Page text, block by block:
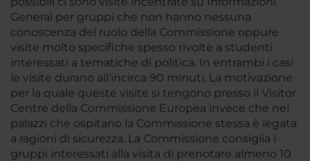
General per gruppi che non hanno nessuna
conoscenza del ruolo della Commissione oppure
visite molto specifiche spesso rivolte a studenti
interessati a tematiche di politica. In entrambi i casi
le visite durano all'incirca 90 minuti. La motivazione
per la quale queste visite si tengono presso il Visitor
Centre della Commissione Europea invece che nei
palazzi che ospitano la Commissione stessa è legata
a ragioni di sicurezza. La Commissione consiglia i
gruppi interessati alla visita di prenotare almeno 10